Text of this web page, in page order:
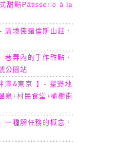
甜點Pâtisserie à la
清境佛羅倫斯山莊．
巷弄內的手作甜點．
公園站
澤&東京 】- 星野地
泉+村民食堂+榆樹街
一種解任務的概念．